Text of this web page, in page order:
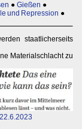
● Gießen ●
und Repression ●
staatlicherseits
Materialschlacht zu